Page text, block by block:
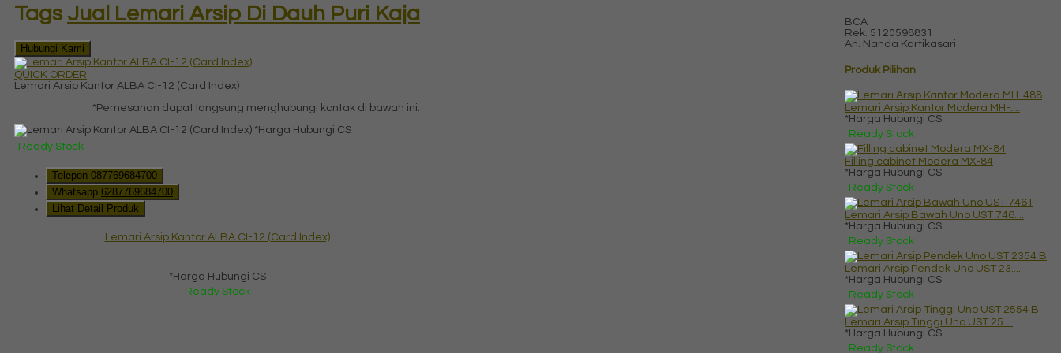
Tags Jual Lemari Arsip Di Dauh Puri Kaja
Hubungi Kami
QUICK ORDER
Lemari Arsip Kantor ALBA CI-12 (Card Index)
*Pemesanan dapat langsung menghubungi kontak di bawah ini:
*Harga Hubungi CS
Ready Stock
Telepon 087769684700
Whatsapp 6287769684700
Lihat Detail Produk
Lemari Arsip Kantor ALBA CI-12 (Card Index)
*Harga Hubungi CS
Ready Stock
BCA
Rek. 5120598831
An. Nanda Kartikasari
Produk Pilihan
Lemari Arsip Kantor Modera MH-....
*Harga Hubungi CS
Ready Stock
Filling cabinet Modera MX-84
*Harga Hubungi CS
Ready Stock
Lemari Arsip Bawah Uno UST 746....
*Harga Hubungi CS
Ready Stock
Lemari Arsip Pendek Uno UST 23....
*Harga Hubungi CS
Ready Stock
Lemari Arsip Tinggi Uno UST 25....
*Harga Hubungi CS
Ready Stock